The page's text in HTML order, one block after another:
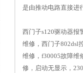
是由推动电路直接进
西门子s120驱动器报
维修，西门子802dsl
维修，f30005故障维
修，启动无显示，